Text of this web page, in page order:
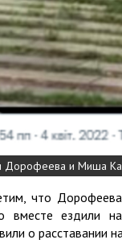
Дорофеева и Миша
что
вместе ездили
о расставании